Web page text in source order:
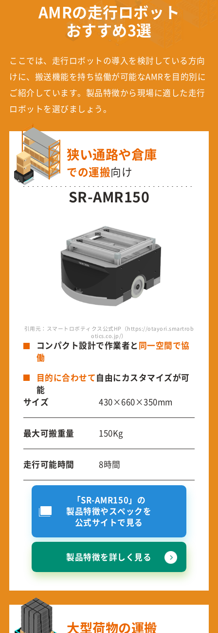
AMRの走行ロボット
おすすめ3選
ここでは、走行ロボットの導入を検討している方向
けに、搬送機能を持ち協働が可能なAMRを目的別に
ご紹介しています。製品特徴から現場に適した走行
ロボットを選びましょう。
狭い通路や倉庫
での運搬向け
SR-AMR150
引用元：スマートロボティクス公式HP（https://otayori.smartrob
otics.co.jp/）
コンパクト設計で作業者と同一空間で協
働
目的に合わせて自由にカスタマイズが可
能
サイズ
430×660×350mm
最大可搬重量 150Kg
走行可能時間 8時間
「SR-AMR150」の
製品特徴やスペックを
公式サイトで見る
製品特徴を詳しく見る
大型荷物の運搬